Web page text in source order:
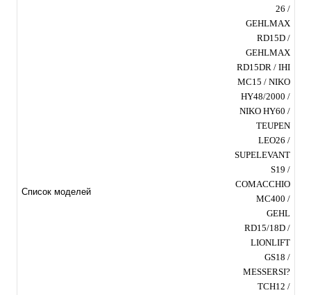
Список моделей
26 /
GEHLMAX
RD15D /
GEHLMAX
RD15DR / IHI
MC15 / NIKO
HY48/2000 /
NIKO HY60 /
TEUPEN
LEO26 /
SUPELEVANT
S19 /
COMACCHIO
MC400 /
GEHL
RD15/18D /
LIONLIFT
GS18 /
MESSERSI?
TCH12 /